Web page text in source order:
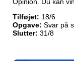
Tilføjet: 18/6
Opgave: Svar på
Slutter: 31/8